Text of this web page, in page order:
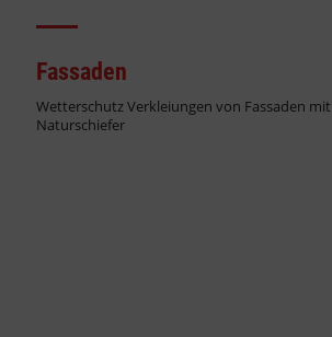
Fassaden
Wetterschutz Verkleiungen von Fassaden
Naturschiefer